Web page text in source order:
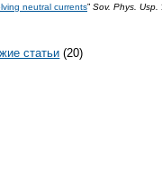
neutral currents” Sov. Phys. Usp.
статьи (20)